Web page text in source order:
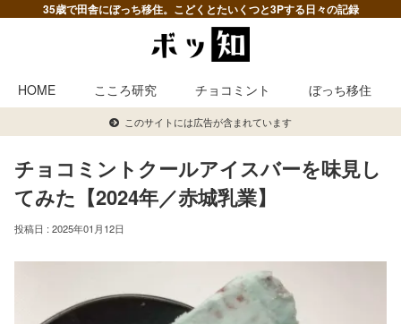
35歳で田舎にぼっち移住。こどくとたいくつと3Pする日々の記録
HOME こころ研究 チョコミント ぼっち移住
このサイトには広告が含まれています
チョコミントクールアイスバーを味見し
てみた【2024年／赤城乳業】
2025年01月12日